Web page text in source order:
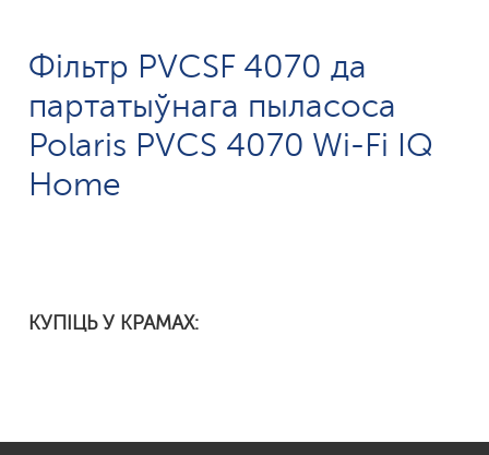
Фільтр PVCSF 4070 да
партатыўнага пыласоса
Polaris PVCS 4070 Wi-Fi IQ
Home
КУПІЦЬ У КРАМАХ: